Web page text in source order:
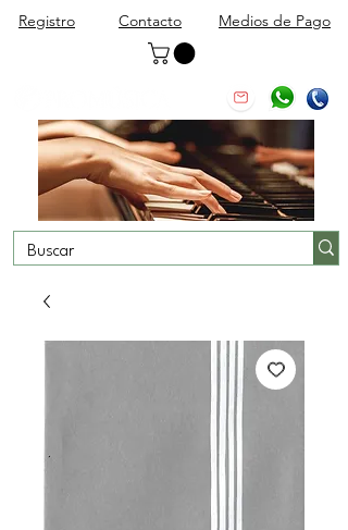
Registro Contacto Medios de Pago